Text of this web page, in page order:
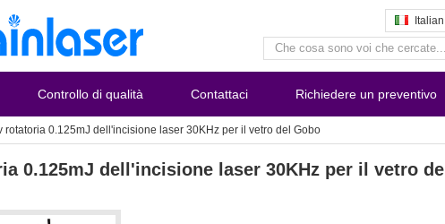
Italian
Controllo di qualità Contattaci Richiedere un preventivo
rotatoria 0.125mJ dell'incisione laser 30KHz per il vetro del Gobo
0.125mJ dell'incisione laser 30KHz per il vetro del